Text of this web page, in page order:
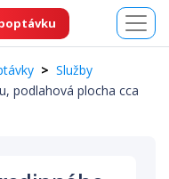
Služby
podlahová plocha cca